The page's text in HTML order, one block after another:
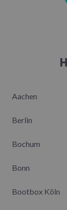
Aachen
Berlin
Bochum
Bonn
Bootbox Köln